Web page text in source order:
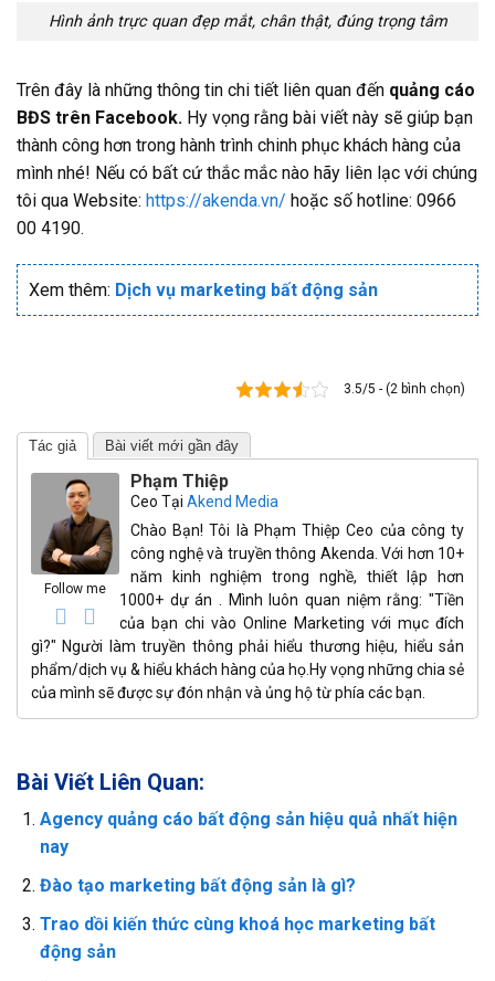
Hình ảnh trực quan đẹp mắt, chân thật, đúng trọng tâm
Trên đây là những thông tin chi tiết liên quan đến quảng cáo
BĐS trên Facebook. Hy vọng rằng bài viết này sẽ giúp bạn
thành công hơn trong hành trình chinh phục khách hàng của
mình nhé! Nếu có bất cứ thắc mắc nào hãy liên lạc với chúng
tôi qua Website: https://akenda.vn/ hoặc số hotline: 0966
00 4190.
Xem thêm: Dịch vụ marketing bất động sản
3.5/5 - (2 bình chọn)
Tác giả Bài viết mới gần đây
Follow me
Phạm Thiệp
Ceo Tại Akend Media
Chào Bạn! Tôi là Phạm Thiệp Ceo của công ty
công nghệ và truyền thông Akenda. Với hơn 10+
năm kinh nghiệm trong nghề, thiết lập hơn
1000+ dự án . Mình luôn quan niệm rằng: "Tiền
của bạn chi vào Online Marketing với mục đích
gì?" Người làm truyền thông phải hiểu thương hiệu, hiểu sản
phẩm/dịch vụ & hiểu khách hàng của họ.Hy vọng những chia sẻ
của mình sẽ được sự đón nhận và ủng hộ từ phía các bạn.
Bài Viết Liên Quan:
Agency quảng cáo bất động sản hiệu quả nhất hiện
nay
Đào tạo marketing bất động sản là gì?
Trao dồi kiến thức cùng khoá học marketing bất
động sản